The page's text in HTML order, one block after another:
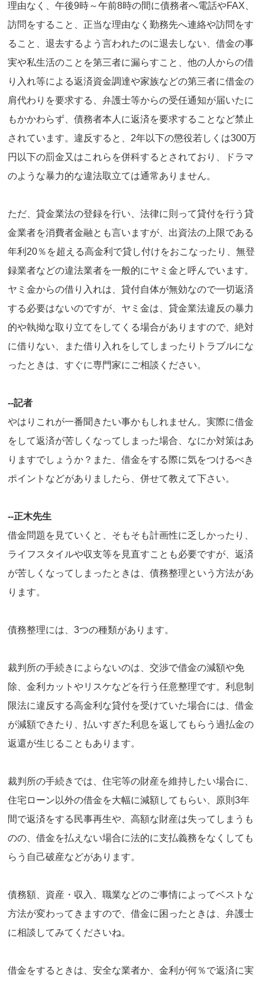
理由なく、午後9時～午前8時の間に債務者へ電話やFAX、
訪問をすること、正当な理由なく勤務先へ連絡や訪問をす
ること、退去するよう言われたのに退去しない、借金の事
実や私生活のことを第三者に漏らすこと、他の人からの借
り入れ等による返済資金調達や家族などの第三者に借金の
肩代わりを要求する、弁護士等からの受任通知が届いたに
もかかわらず、債務者本人に返済を要求することなど禁止
されています。違反すると、2年以下の懲役若しくは300万
円以下の罰金又はこれらを併科するとされており、ドラマ
のような暴力的な違法取立ては通常ありません。
ただ、貸金業法の登録を行い、法律に則って貸付を行う貸
金業者を消費者金融とも言いますが、出資法の上限である
年利20％を超える高金利で貸し付けをおこなったり、無登
録業者などの違法業者を一般的にヤミ金と呼んでいます。
ヤミ金からの借り入れは、貸付自体が無効なので一切返済
する必要はないのですが、ヤミ金は、貸金業法違反の暴力
的や執拗な取り立てをしてくる場合がありますので、絶対
に借りない、また借り入れをしてしまったりトラブルにな
ったときは、すぐに専門家にご相談ください。
--記者
やはりこれが一番聞きたい事かもしれません。実際に借金
をして返済が苦しくなってしまった場合、なにか対策はあ
りますでしょうか？また、借金をする際に気をつけるべき
ポイントなどがありましたら、併せて教えて下さい。
--正木先生
借金問題を見ていくと、そもそも計画性に乏しかったり、
ライフスタイルや収支等を見直すことも必要ですが、返済
が苦しくなってしまったときは、債務整理という方法があ
ります。
債務整理には、3つの種類があります。
裁判所の手続きによらないのは、交渉で借金の減額や免
除、金利カットやリスケなどを行う任意整理です。利息制
限法に違反する高金利な貸付を受けていた場合には、借金
が減額できたり、払いすぎた利息を返してもらう過払金の
返還が生じることもあります。
裁判所の手続きでは、住宅等の財産を維持したい場合に、
住宅ローン以外の借金を大幅に減額してもらい、原則3年
間で返済をする民事再生や、高額な財産は失ってしまうも
のの、借金を払えない場合に法的に支払義務をなくしても
らう自己破産などがあります。
債務額、資産・収入、職業などのご事情によってベストな
方法が変わってきますので、借金に困ったときは、弁護士
に相談してみてくださいね。
借金をするときは、安全な業者か、金利が何％で返済に実